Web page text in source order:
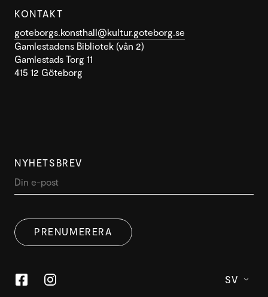
KONTAKT
goteborgs.konsthall@kultur.goteborg.se
Gamlestadens Bibliotek (vån 2)
Gamlestads Torg 11
415 12 Göteborg
NYHETSBREV
PRENUMERERA
SV